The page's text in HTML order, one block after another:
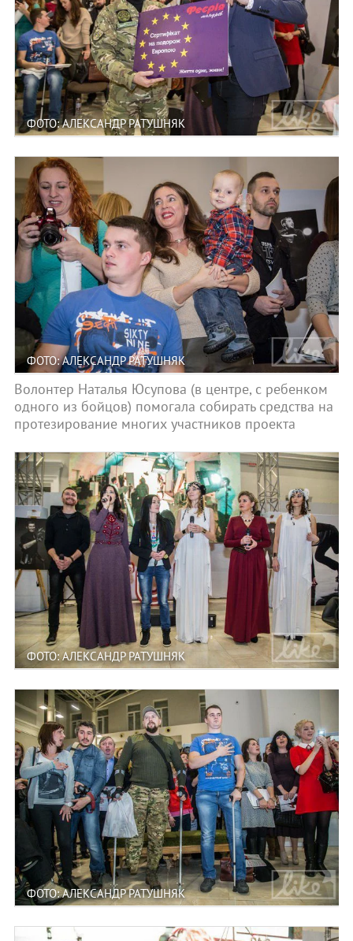
ФОТО: АЛЕКСАНДР РАТУШНЯК
ФОТО: АЛЕКСАНДР РАТУШНЯК
Волонтер Наталья Юсупова (в центре, с ребенком
одного из бойцов) помогала собирать средства на
протезирование многих участников проекта
ФОТО: АЛЕКСАНДР РАТУШНЯК
ФОТО: АЛЕКСАНДР РАТУШНЯК